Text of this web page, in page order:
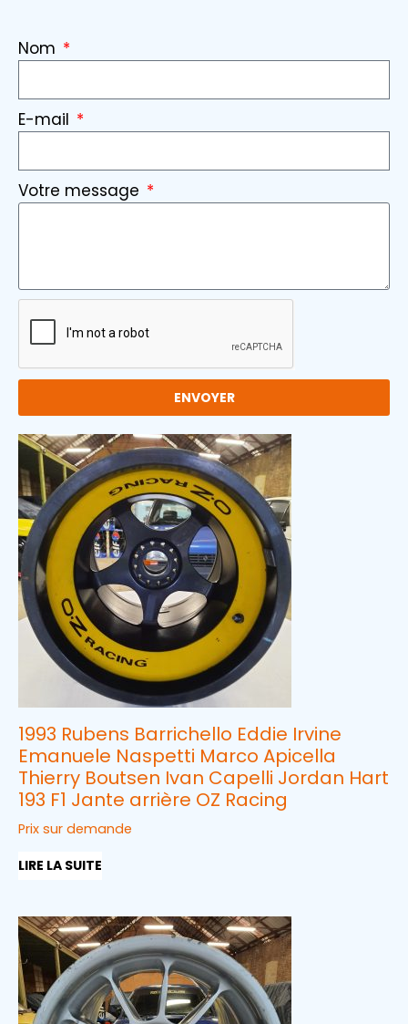
Nom
E-mail
Votre message
ENVOYER
1993 Rubens Barrichello Eddie Irvine
Emanuele Naspetti Marco Apicella
Thierry Boutsen Ivan Capelli Jordan Hart
193 F1 Jante arrière OZ Racing
Prix sur demande
LIRE LA SUITE